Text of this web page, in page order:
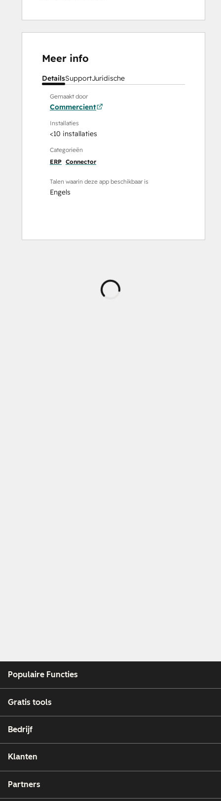
Meer info
DetailsSupportJuridische
Gemaakt door
Commercient
Installaties
<10 installaties
Categorieën
ERP Connector
Talen waarin deze app beschikbaar is
Engels
Wordt
Populaire Functies
Gratis tools
Bedrijf
Klanten
Partners